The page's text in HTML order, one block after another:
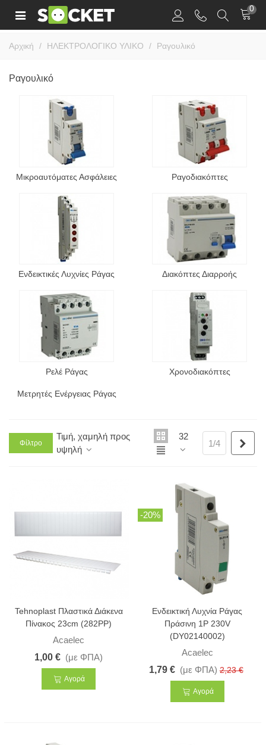
0
Αρχική / ΗΛΕΚΤΡΟΛΟΓΙΚΟ ΥΛΙΚΟ / Ραγουλικό
Ραγουλικό
Μικροαυτόματες Ασφάλειες Ραγοδιακόπτες
Ενδεικτικές Λυχνίες Ράγας Διακόπτες Διαρροής
Ρελέ Ράγας Χρονοδιακόπτες
Μετρητές Ενέργειας Ράγας
Φίλτρο
Τιμή, χαμηλή προς
υψηλή
32
1/4
Tehnoplast Πλαστικά Διάκενα
Πίνακος 23cm (282PP)
Acaelec
1,00 € (με ΦΠΑ)
Αγορά
-20%
Ενδεικτική Λυχνία Ράγας
Πράσινη 1P 230V
(DY02140002)
Acaelec
1,79 € (με ΦΠΑ) 2,23 €
Αγορά